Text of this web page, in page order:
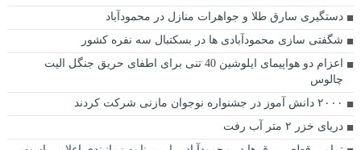
دستگیری سارق طلا و جواهرات منازل در محمودآباد
شگفتی سازی محمودآبادی ها در بسکتبال سه نفره کشور
اعزام دو هواپیمای ایلوشین 40 تنی برای اطفای حریق جنگل الیت
چالوس
۲۰۰۰ دانش آموز در جشنواره نوجوان مازنی شرکت کردند
دریای خزر ۲ متر آب رفت